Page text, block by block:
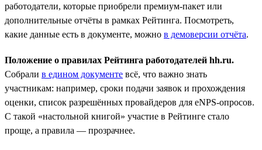
работодатели, которые приобрели премиум-пакет или
дополнительные отчёты в рамках Рейтинга. Посмотреть,
какие данные есть в документе, можно в демоверсии отчёта.
Положение о правилах Рейтинга работодателей hh.ru.
Собрали в едином документе всё, что важно знать
участникам: например, сроки подачи заявок и прохождения
оценки, список разрешённых провайдеров для eNPS-опросов.
С такой «настольной книгой» участие в Рейтинге стало
проще, а правила — прозрачнее.